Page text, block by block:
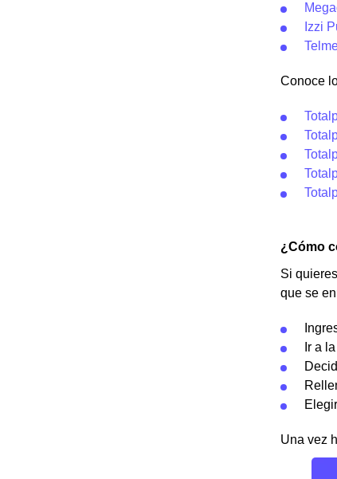
Izzi
Conoce
¿Cómo
Si quieres
que se
Ir a
Una vez